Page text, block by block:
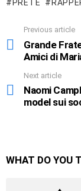
PRETE
more
Previous article
Grande
Amici di
Next article
Naomi
model sui
WHAT DO YOU